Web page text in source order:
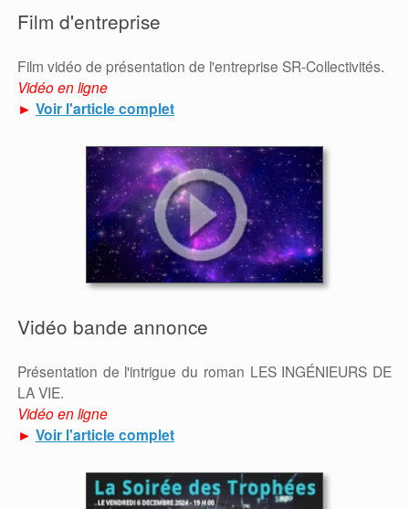
Film d'entreprise
Film vidéo de présentation de l'entreprise SR-Collectivités.
Vidéo en ligne
► Voir l'article complet
Vidéo bande annonce
Présentation de l'intrigue du roman LES INGÉNIEURS DE
LA VIE.
Vidéo en ligne
► Voir l'article complet